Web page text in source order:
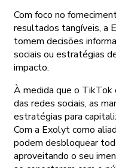
Com foco no
resultados tangíveis, a
tomem decisões
sociais ou estratégias
impacto.
À medida que o TikTok
das redes sociais, as
estratégias para
Com a Exolyt como
podem desbloquear
aproveitando o seu